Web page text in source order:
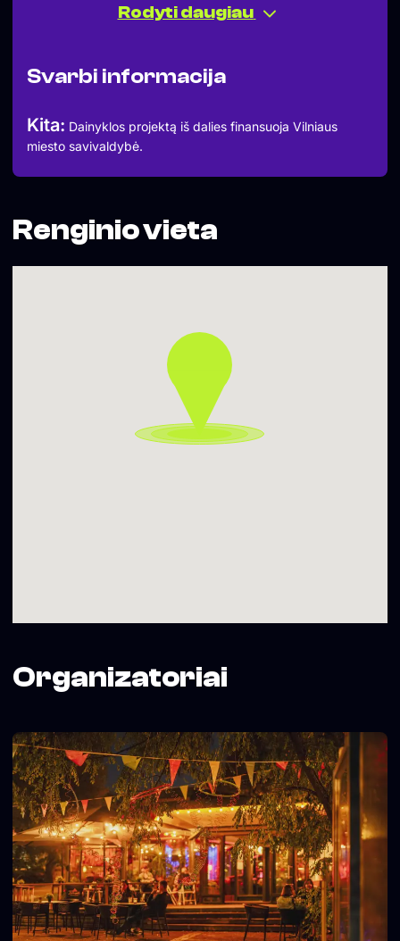
kurio tu miesto. Jeigu tavo širdyje gyvena draugystė ir
meilė muzikai – scena tavo.
– Bosinę gitarą + bosinį kūbą
– Mikrofonus
– Būsimą grupės draugą?
ačiū, kad tikite džemo galia!
Rodyti daugiau
Svarbi informacija
Kita: Dainyklos projektą iš dalies finansuoja Vilniaus
miesto savivaldybė.
Renginio vieta
Organizatoriai